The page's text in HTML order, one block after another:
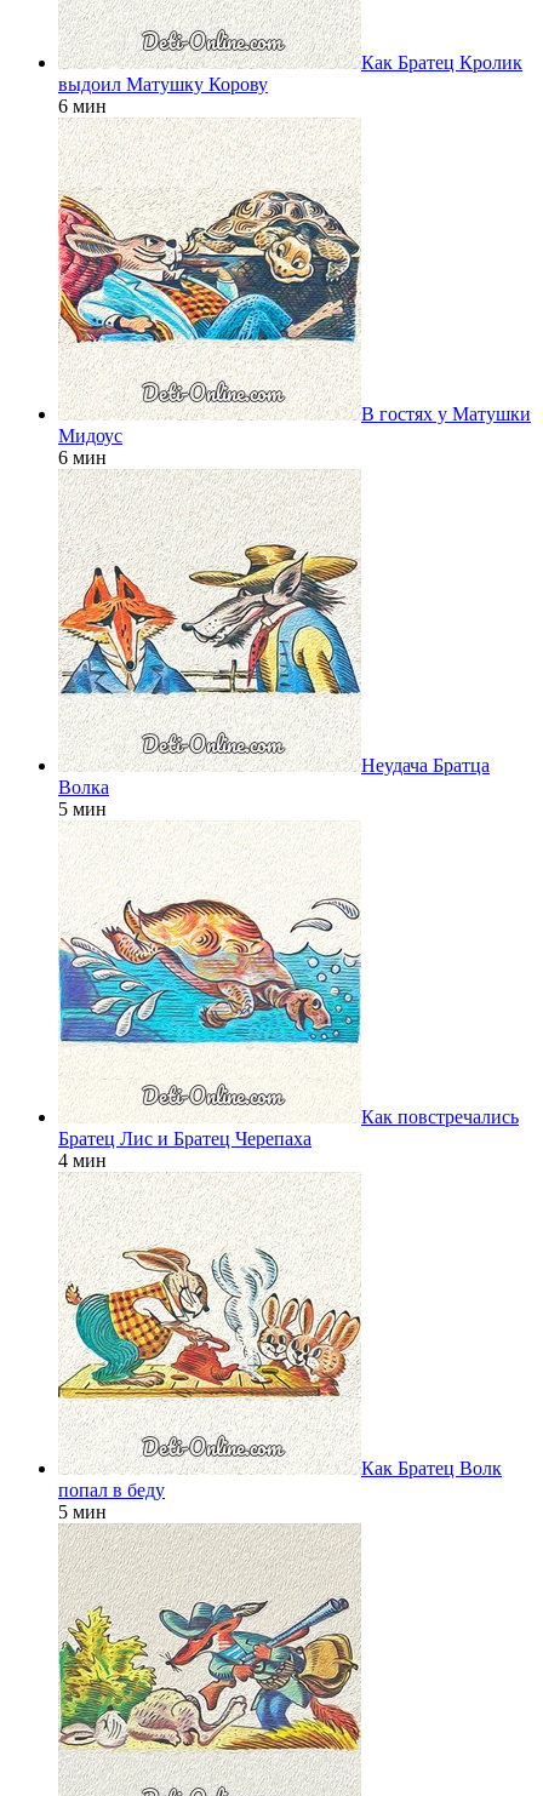
Как Братец Кролик
выдоил Матушку Корову
6 мин
В гостях у Матушки
Мидоус
6 мин
Неудача Братца
Волка
5 мин
Как повстречались
Братец Лис и Братец Черепаха
4 мин
Как Братец Волк
попал в беду
5 мин